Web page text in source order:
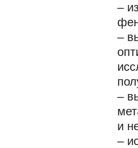
–
–
–
и
–